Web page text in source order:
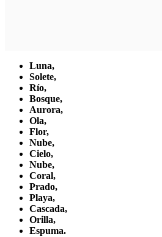
Luna,
Solete,
Río,
Bosque,
Aurora,
Ola,
Flor,
Nube,
Cielo,
Nube,
Coral,
Prado,
Playa,
Cascada,
Orilla,
Espuma.